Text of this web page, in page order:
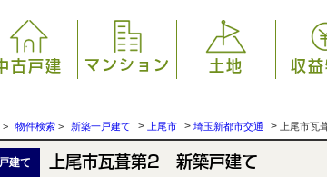
古戸建 マンション 土地 収
> 物件検索 > 新築一戸建て > 上尾市 > 埼玉新都市交通 > 上尾市
建て 上尾市瓦葺第2 新築戸建て